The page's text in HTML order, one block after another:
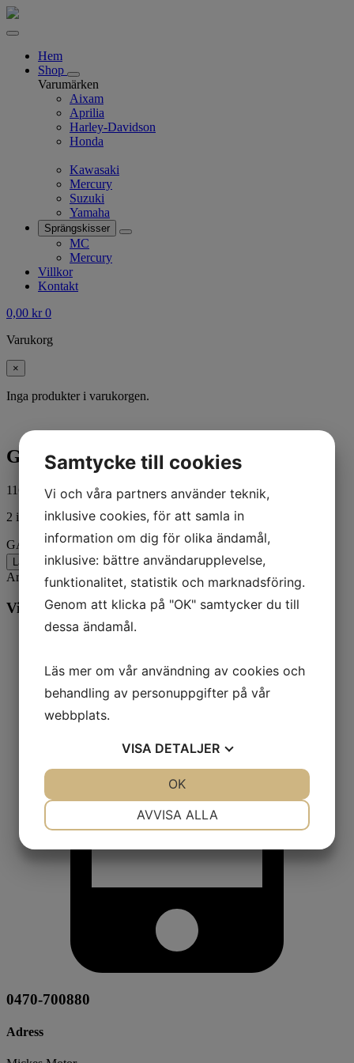
Hem
Shop
Varumärken
Aixam
Aprilia
Harley-Davidson
Honda
Kawasaki
Mercury
Suzuki
Yamaha
Sprängskisser
MC
Mercury
Villkor
Kontakt
0,00 kr 0
Varukorg
×
Inga produkter i varukorgen.
GASKET @3
116,00 kr ink. moms
2 i lager
GASKET @3 mängd
Lägg till i varukorg
Artikelnr:55896 Kategorier:Båt,Mercury
Vill du veta mer? Ring oss:
0470-700880
Adress
Samtycke till cookies
Vi och våra partners använder teknik,
inklusive cookies, för att samla in
information om dig för olika ändamål,
inklusive: bättre användarupplevelse,
funktionalitet, statistik och marknadsföring.
Genom att klicka på "OK" samtycker du till
dessa ändamål.
Läs mer om vår användning av cookies och
behandling av personuppgifter på vår
webbplats.
VISA DETALJER
AVVISA ALLA
OK